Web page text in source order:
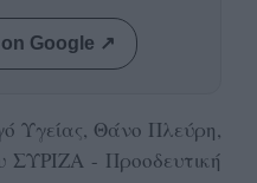
Google ↗
Υγείας, Θάνο Πλεύρη,
ΣΥΡΙΖΑ - Προοδευτική